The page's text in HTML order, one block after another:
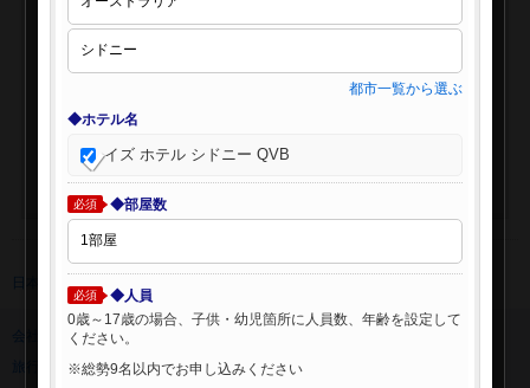
日本旅行 トップ
旅行業登録票・約款
規約集
都市一覧から選ぶ
◆ホテル名
イズ ホテル シドニー QVB
必須 ◆部屋数
必須
◆人員
0歳～17歳の場合、子供・幼児箇所に人員数、年齢を設定して
ください。
※総勢9名以内でお申し込みください